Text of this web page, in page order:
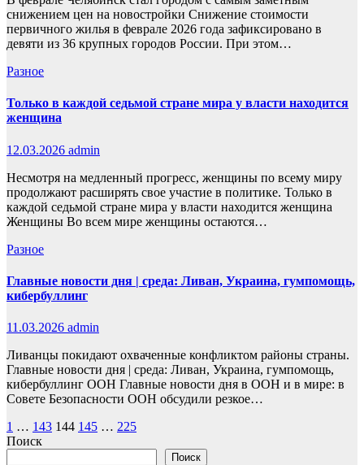
снижением цен на новостройки Снижение стоимости
первичного жилья в феврале 2026 года зафиксировано в
девяти из 36 крупных городов России. При этом…
Разное
Только в каждой седьмой стране мира у власти находится
женщина
12.03.2026 admin
Несмотря на медленный прогресс, женщины по всему миру
продолжают расширять свое участие в политике. Только в
каждой седьмой стране мира у власти находится женщина
Женщины Во всем мире женщины остаются…
Разное
Главные новости дня | среда: Ливан, Украина, гумпомощь,
кибербуллинг
11.03.2026 admin
Ливанцы покидают охваченные конфликтом районы страны.
Главные новости дня | среда: Ливан, Украина, гумпомощь,
кибербуллинг ООН Главные новости дня в ООН и в мире: в
Совете Безопасности ООН обсудили резкое…
Пагинация
записей
1 … 143 144 145 … 225
Поиск
Поиск